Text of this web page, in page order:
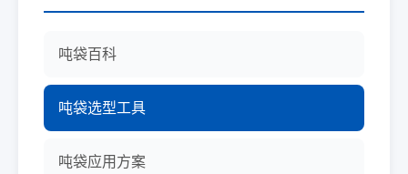
吨袋百科
吨袋选型工具
吨袋应用方案